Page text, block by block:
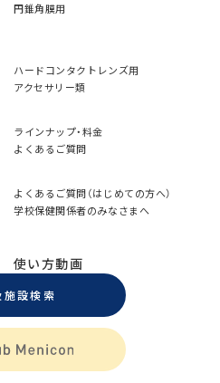
円錐角膜用
ハードコンタクトレンズ用
アクセサリー類
ラインナップ・料金
よくあるご質問
よくあるご質問（はじめての方へ）
学校保健関係者のみなさまへ
使い方動画
施設検索